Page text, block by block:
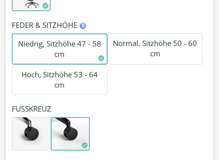
FEDER & SITZHÖHE
Niedrig, Sitzhöhe 47 - 58
cm
Normal, Sitzhöhe 50 - 60
cm
Hoch, Sitzhöhe 53 - 64
cm
FUSSKREUZ